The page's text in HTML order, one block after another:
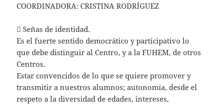
COORDINADORA: CRISTINA RODRÍGUEZ
 Señas de identidad.
Es el fuerte sentido democrático y participativo lo
que debe distinguir al Centro, y a la FUHEM, de otros
Centros.
Estar convencidos de lo que se quiere promover y
transmitir a nuestros alumnos; autonomía, desde el
respeto a la diversidad de edades, intereses,